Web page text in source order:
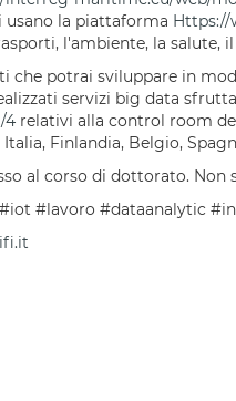
la piattaforma Https://
l'ambiente, la salute,
che potrai sviluppare in
servizi big data
4 relativi alla control room
Finlandia, Belgio,
al corso di dottorato.
#lavoro #dataanalytic